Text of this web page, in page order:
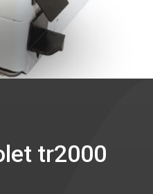
tr2000